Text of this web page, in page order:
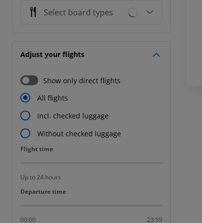
Select board types
Adjust your flights
Show only direct flights
All flights
Incl. checked luggage
Without checked luggage
Flight time
Flight time
Up to 24 hours
Departure time
Departure time
00:00 23:59